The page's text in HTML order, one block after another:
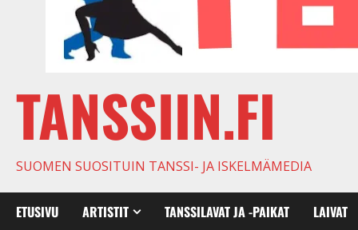
TANSSIIN.FI
SUOMEN SUOSITUIN TANSSI- JA ISKELMÄMEDIA
ETUSIVU ARTISTIT TANSSILAVAT JA -PAIKAT LAIVAT